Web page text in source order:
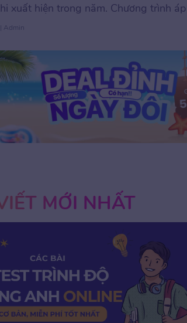
xuất hiện trong năm. Chương trình
Admin
MỚI NHẤT